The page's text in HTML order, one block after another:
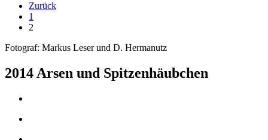
Zurück
1
2
Fotograf: Markus Leser und D. Hermanutz
2014 Arsen und Spitzenhäubchen